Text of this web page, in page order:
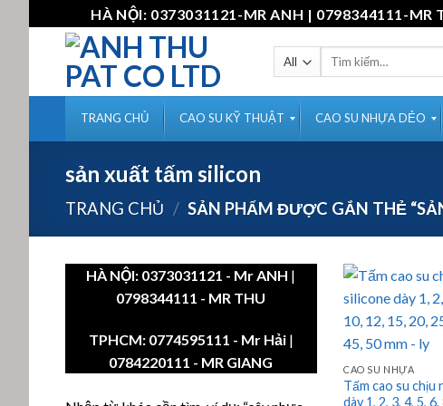
to
HÀ NỘI: 0373031121-MR ANH | 0798344111-
Tìm
TRANG CHỦ CAO SU KỸ THUẬT CAO SU NHỰA DẺO
sản xuất tấm silicon
TRANG CHỦ / SẢN PHẨM ĐƯỢC GẮN THẺ
HÀ NỘI: 0373031121 - Mr ANH |
0798344111 - MR THU
TPHCM: 0774595111 - Mr Hải|
0784220111 - MR GIANG
CAO SU NHỰA
Tấm cao su chịu
dày 1, 2, 3, 4, 5,